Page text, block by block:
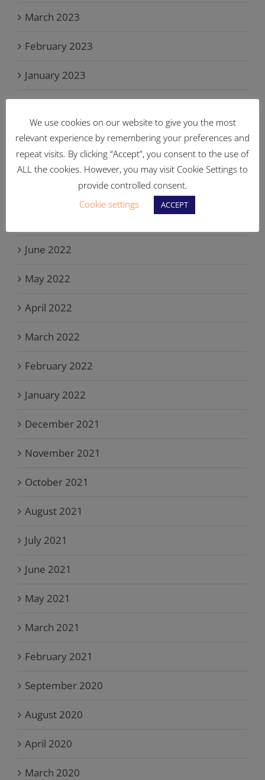
March 2023
February 2023
January 2023
October 2022
September 2022
August 2022
June 2022
May 2022
April 2022
March 2022
February 2022
January 2022
December 2021
November 2021
October 2021
August 2021
July 2021
June 2021
May 2021
March 2021
February 2021
September 2020
August 2020
April 2020
March 2020
We use cookies on our website to give you the most
relevant experience by remembering your preferences and
repeat visits. By clicking “Accept”, you consent to the use of
ALL the cookies. However, you may visit Cookie Settings to
provide controlled consent.
Cookie settings
ACCEPT